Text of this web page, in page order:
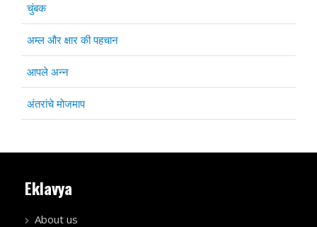
चुंबक
अम्‍ल और क्षार की पहचान
आपले अन्न
अंतरांचे मोजमाप
Eklavya
About us